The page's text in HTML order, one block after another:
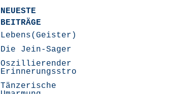
NEUESTE
BEITRÄGE
Lebens(Geister)Geschichten
Die Jein-Sager
Oszillierender
Erinnerungsstrom
Tänzerische